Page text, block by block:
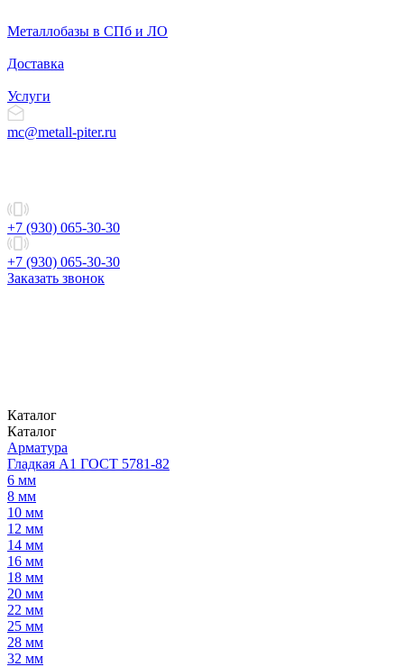
Металлобазы в СПб и ЛО
Доставка
Услуги
mc@metall-piter.ru
+7 (930) 065-30-30
+7 (930) 065-30-30
Заказать звонок
Каталог
Каталог
Арматура
Гладкая А1 ГОСТ 5781-82
6 мм
8 мм
10 мм
12 мм
14 мм
16 мм
18 мм
20 мм
22 мм
25 мм
28 мм
32 мм